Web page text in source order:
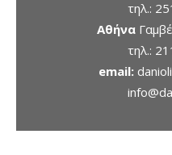
τηλ.:
Αθήνα
τηλ.:
email: